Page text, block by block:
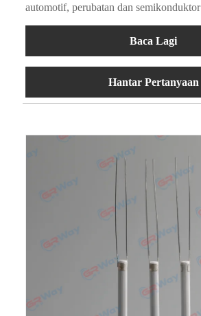
automotif, perubatan dan semikonduktor
Baca Lagi
Hantar Pertanyaan